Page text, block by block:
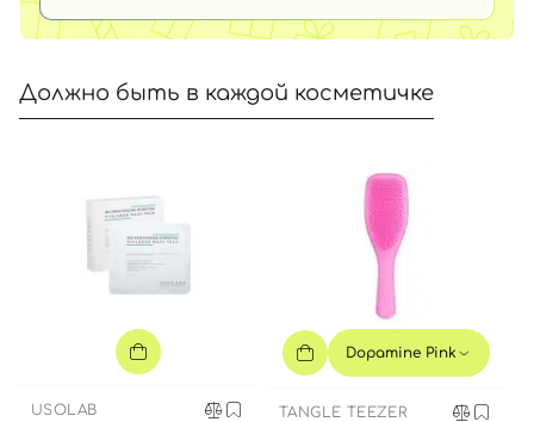
Должно быть в каждой косметичке
USOLAB
Dopamine Pink
TANGLE TEEZER